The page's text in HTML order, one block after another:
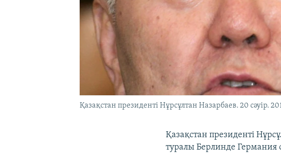
Қазақстан президенті Нұрсұлтан Назарбаев. 20 сәуір.
Қазақстан президенті
туралы Берлинде Германия